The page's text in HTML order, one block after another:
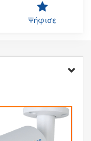
Ψήφισε